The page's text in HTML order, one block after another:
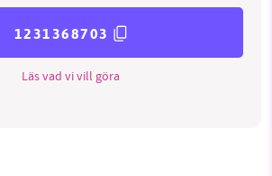
1231368703
Läs vad vi vill göra